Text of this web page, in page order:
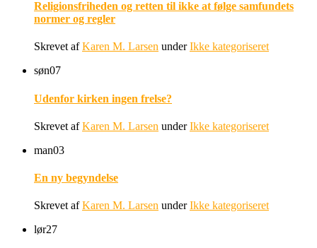
Religionsfriheden og retten til ikke at følge samfundets
normer og regler
Skrevet afKaren M. Larsen underIkke kategoriseret
søn07
Udenfor kirken ingen frelse?
Skrevet afKaren M. Larsen underIkke kategoriseret
man03
En ny begyndelse
Skrevet afKaren M. Larsen underIkke kategoriseret
lør27